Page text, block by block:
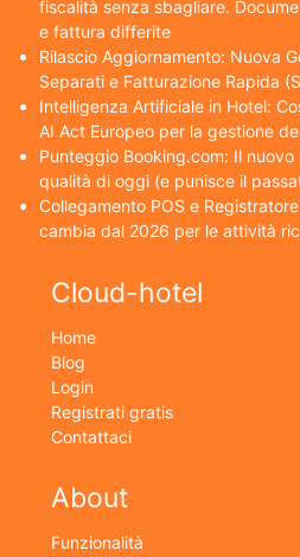
fiscalità senza sbagliare.
e fattura differite
Rilascio Aggiornamento: Nuova
Separati e Fatturazione Rapida
Intelligenza Artificiale in Hotel:
AI Act Europeo per la gestione
Punteggio Booking.com: Il
qualità di oggi (e punisce il
Collegamento POS e
cambia dal 2026 per le attività
Cloud-hotel
Home
Blog
Login
Registrati gratis
Contattaci
About
Funzionalità